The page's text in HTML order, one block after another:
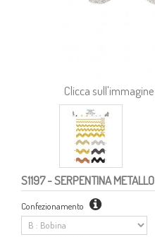
Clicca
S1197- SERPENTINA METALLO
Confezionamento